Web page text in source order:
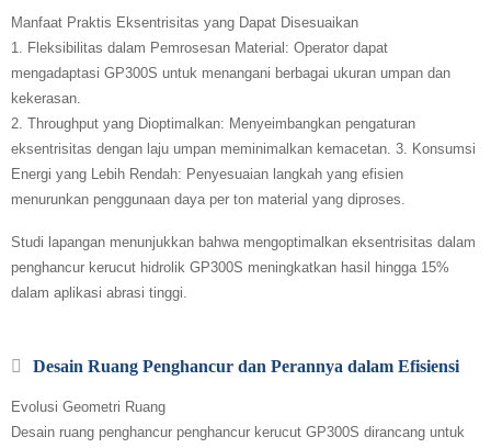
Manfaat Praktis Eksentrisitas yang Dapat Disesuaikan
1. Fleksibilitas dalam Pemrosesan Material: Operator dapat
mengadaptasi GP300S untuk menangani berbagai ukuran umpan dan
kekerasan.
2. Throughput yang Dioptimalkan: Menyeimbangkan pengaturan
eksentrisitas dengan laju umpan meminimalkan kemacetan. 3. Konsumsi
Energi yang Lebih Rendah: Penyesuaian langkah yang efisien
menurunkan penggunaan daya per ton material yang diproses.
Studi lapangan menunjukkan bahwa mengoptimalkan eksentrisitas dalam
penghancur kerucut hidrolik GP300S meningkatkan hasil hingga 15%
dalam aplikasi abrasi tinggi.
Desain Ruang Penghancur dan Perannya dalam Efisiensi
Evolusi Geometri Ruang
Desain ruang penghancur penghancur kerucut GP300S dirancang untuk